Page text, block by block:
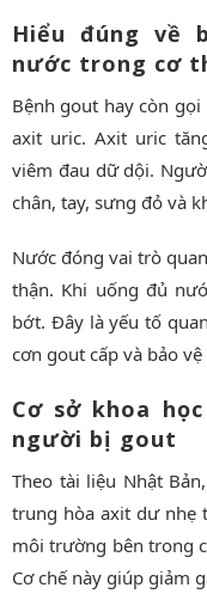
Hiểu đúng về
nước trong cơ
Bệnh gout hay còn
axit uric. Axit uric
viêm đau dữ dội.
chân, tay, sưng đỏ và
Nước đóng vai trò
thận. Khi uống đủ
bớt. Đây là yếu tố
cơn gout cấp và bảo
Cơ sở khoa
người bị gout
Theo tài liệu Nhật
trung hòa axit dư nhẹ
môi trường bên trong
Cơ chế này giúp giảm